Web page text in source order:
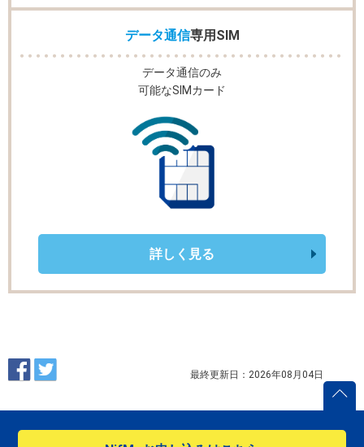
データ通信専用SIM
データ通信のみ
可能なSIMカード
詳しく見る
最終更新日：2026年08月04日